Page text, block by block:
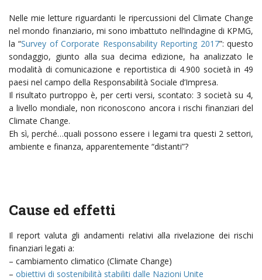
Nelle mie letture riguardanti le ripercussioni del Climate Change
nel mondo finanziario, mi sono imbattuto nell’indagine di KPMG,
la “Survey of Corporate Responsability Reporting 2017”: questo
sondaggio, giunto alla sua decima edizione, ha analizzato le
modalità di comunicazione e reportistica di 4.900 società in 49
paesi nel campo della Responsabilità Sociale d’Impresa.
Il risultato purtroppo è, per certi versi, scontato: 3 società su 4,
a livello mondiale, non riconoscono ancora i rischi finanziari del
Climate Change.
Eh sì, perché…quali possono essere i legami tra questi 2 settori,
ambiente e finanza, apparentemente “distanti”?
Cause ed effetti
Il report valuta gli andamenti relativi alla rivelazione dei rischi
finanziari legati a:
– cambiamento climatico (Climate Change)
– obiettivi di sostenibilità stabiliti dalle Nazioni Unite